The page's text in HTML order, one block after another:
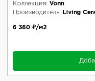
Коллекция: Vonn
Производитель:
Living
6 360 ₽/м2